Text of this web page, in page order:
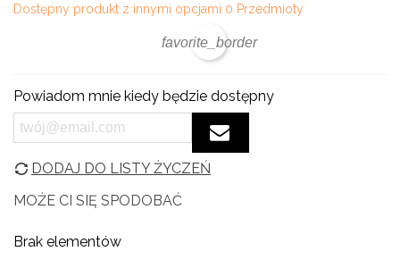
Dostępny produkt z innymi opcjami 0 Przedmioty
favorite_border
Powiadom mnie kiedy będzie dostępny
DODAJ DO LISTY ŻYCZEŃ
MOŻE CI SIĘ SPODOBAĆ
Brak elementów